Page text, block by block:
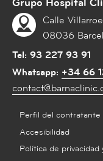
Calle
08036
Tel: 93 227 93 91
Whatsapp: +34 66
Perfil del contratante
Accesibilidad
Política de privacidad